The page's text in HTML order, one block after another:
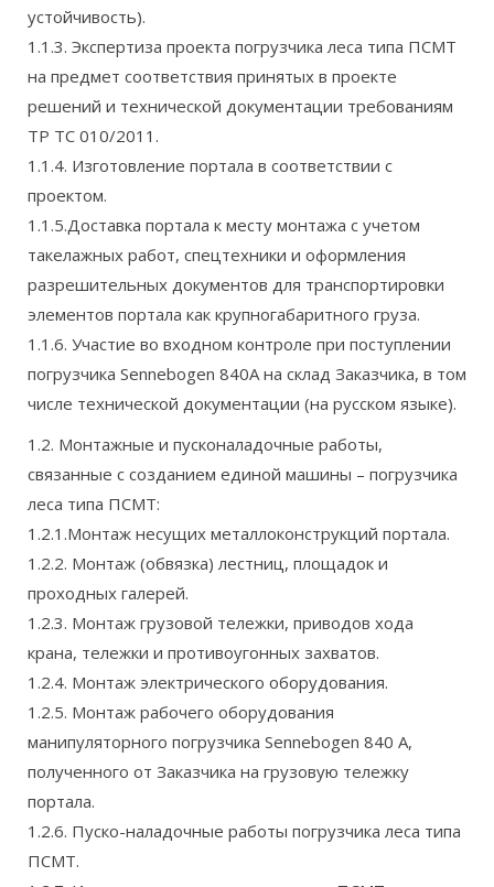
устойчивость).
1.1.3. Экспертиза проекта погрузчика леса типа ПСМТ
на предмет соответствия принятых в проекте
решений и технической документации требованиям
ТР ТС 010/2011.
1.1.4. Изготовление портала в соответствии с
проектом.
1.1.5.Доставка портала к месту монтажа с учетом
такелажных работ, спецтехники и оформления
разрешительных документов для транспортировки
элементов портала как крупногабаритного груза.
1.1.6. Участие во входном контроле при поступлении
погрузчика Sennebogen 840А на склад Заказчика, в том
числе технической документации (на русском языке).
1.2. Монтажные и пусконаладочные работы,
связанные с созданием единой машины – погрузчика
леса типа ПСМТ:
1.2.1.Монтаж несущих металлоконструкций портала.
1.2.2. Монтаж (обвязка) лестниц, площадок и
проходных галерей.
1.2.3. Монтаж грузовой тележки, приводов хода
крана, тележки и противоугонных захватов.
1.2.4. Монтаж электрического оборудования.
1.2.5. Монтаж рабочего оборудования
манипуляторного погрузчика Sennebogen 840 А,
полученного от Заказчика на грузовую тележку
портала.
1.2.6. Пуско-наладочные работы погрузчика леса типа
ПСМТ.